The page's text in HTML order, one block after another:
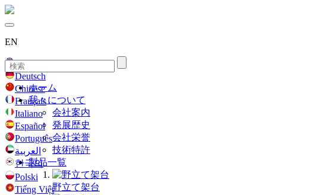
EN
English
Deutsch
Chinese
Français
Italiano
Español
Português
العربية
한국의
Polski
Tiếng Việt
ホーム
我々について
会社案内
発展歴史
会社栄誉
技術特許
製品一覧
野立て架台